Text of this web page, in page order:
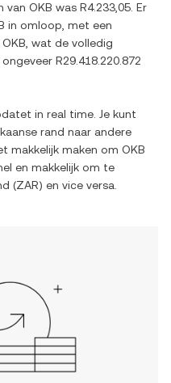
van OKB was R4.233,05 . Er
in omloop, met een
, wat de volledig
R29.418.220.872
in real time. Je kunt
rand naar andere
makkelijk maken om OKB
en makkelijk om te
(ZAR) en vice versa.